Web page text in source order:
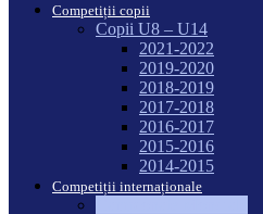
Competiții copii
Copii U8 – U14
2021-2022
2019-2020
2018-2019
2017-2018
2016-2017
2015-2016
2014-2015
Competiții internaționale